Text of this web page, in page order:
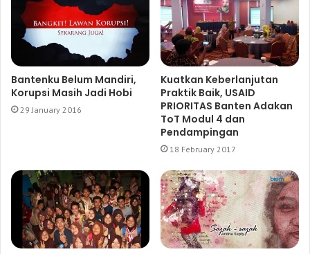
Bantenku Belum Mandiri,
Korupsi Masih Jadi Hobi
29 January 2016
Kuatkan Keberlanjutan
Praktik Baik, USAID
PRIORITAS Banten Adakan
ToT Modul 4 dan
Pendampingan
18 February 2017